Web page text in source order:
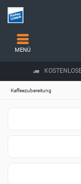
MENÜ
Kaffeezubereitung